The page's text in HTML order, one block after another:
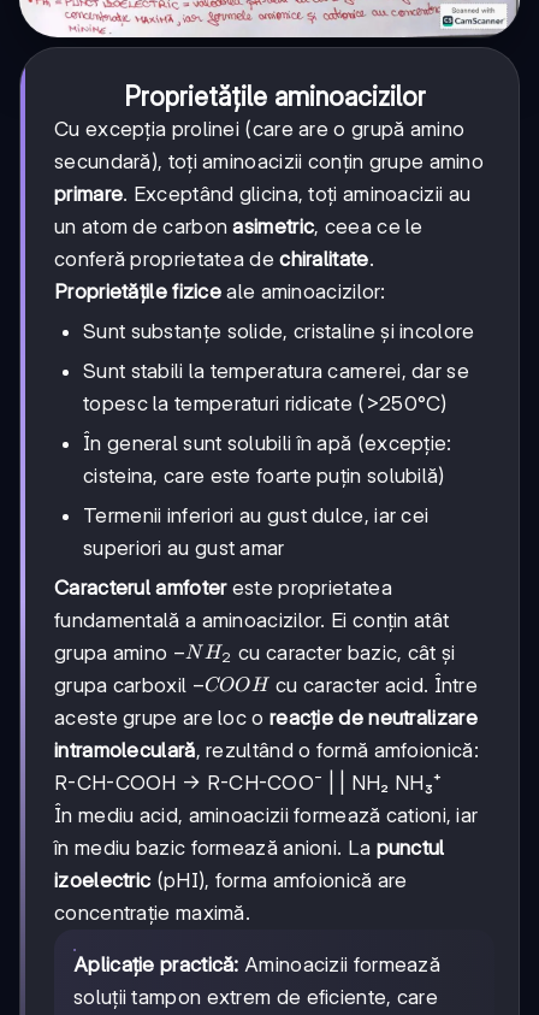
Proprietățile aminoacizilor
Cu excepția prolinei (care are o grupă amino
secundară), toți aminoacizii conțin grupe amino
primare. Exceptând glicina, toți aminoacizii au
un atom de carbonasimetric, ceea ce le
conferă proprietatea dechiralitate.
Proprietățile fizice ale aminoacizilor:
Sunt substanțe solide, cristaline și incolore
Sunt stabili la temperatura camerei, dar se
topesc la temperaturi ridicate (>250°C)
În general sunt solubili în apă (excepție:
cisteina, care este foarte puțin solubilă)
Termenii inferiori au gust dulce, iar cei
superiori au gust amar
Caracterul amfotereste proprietatea
fundamentală a aminoacizilor. Ei conțin atât
grupa amino -
NH₂
−NH2 cu caracter bazic, cât și
grupa carboxil -
COOH
−COOH cu caracter acid. Între
aceste grupe are loc o reacție de neutralizare
intramoleculară, rezultând o formă amfoionică:
R-CH-COOH → R-CH-COO⁻ | | NH₂ NH₃⁺
În mediu acid, aminoacizii formează cationi, iar
în mediu bazic formează anioni. La punctul
izoelectric (pHI), forma amfoionică are
concentrație maximă.
Aplicație practică: Aminoacizii formează
soluții tampon extrem de eficiente, care